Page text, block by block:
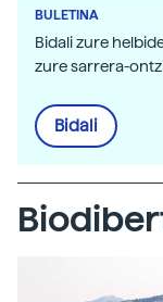
BULETINA
Bidali zure
zure sarrera-
Bidali